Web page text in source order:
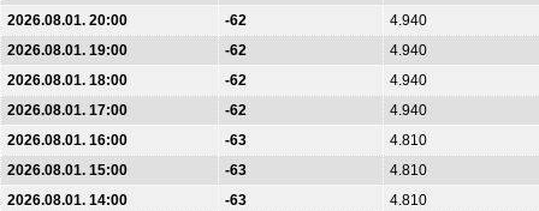
2026.08.01. 20:00
-62
4.940
2026.08.01. 19:00
-62
4.940
2026.08.01. 18:00
-62
4.940
2026.08.01. 17:00
-62
4.940
2026.08.01. 16:00
-63
4.810
2026.08.01. 15:00
-63
4.810
2026.08.01. 14:00
-63
4.810